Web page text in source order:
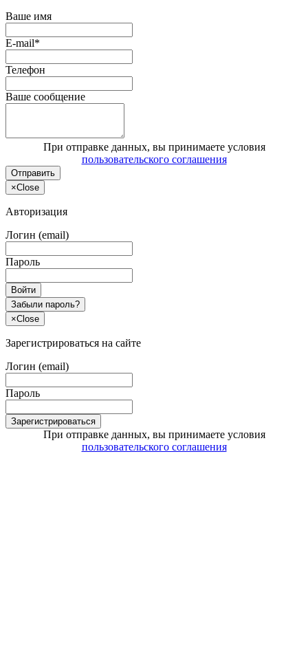
Ваше имя
E-mail*
Телефон
Ваше сообщение
При отправке данных, вы принимаете условия
пользовательского соглашения
Отправить
×Close
Авторизация
Логин (email)
Пароль
Войти
Забыли пароль?
×Close
Зарегистрироваться на сайте
Логин (email)
Пароль
Зарегистрироваться
При отправке данных, вы принимаете условия
пользовательского соглашения